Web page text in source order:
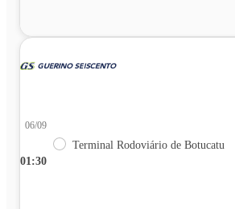
01:30
06/09
Terminal Rodoviário de Botucatu